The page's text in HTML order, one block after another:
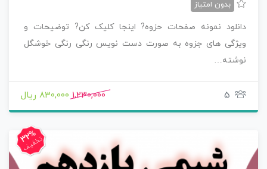
بدون امتیاز
دانلود نمونه صفحات حزوه? اینجا کلیک کن? توضیحات و
ویژگی های جزوه به صورت دست نویس رنگی رنگی خوشگل
نوشته…
5
1,230,000 830,000 ریال
32%
تخفیف